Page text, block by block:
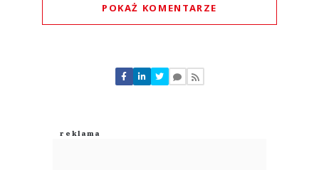
POKAŻ KOMENTARZE
Nie znaleziono komentarzy
Zostaw swoje komentarze